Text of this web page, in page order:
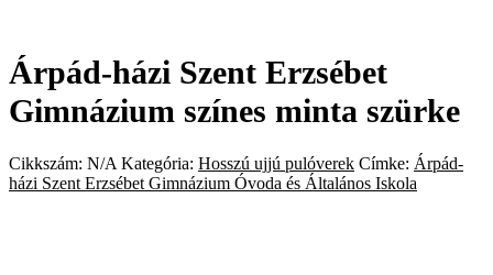
Árpád-házi Szent Erzsébet
Gimnázium színes minta szürke
Cikkszám: N/A Kategória: Hosszú ujjú pulóverek Címke: Árpád-
házi Szent Erzsébet Gimnázium Óvoda és Általános Iskola